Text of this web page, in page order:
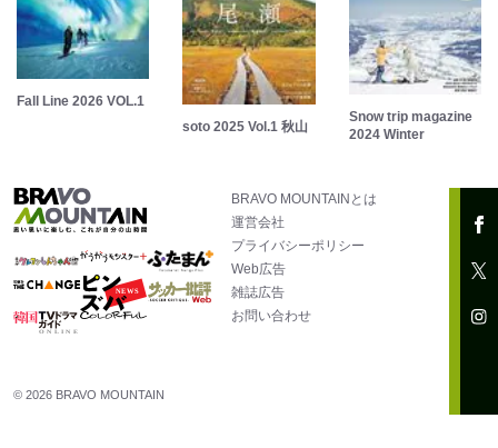
Fall Line 2026 VOL.1
soto 2025 Vol.1 秋山
Snow trip magazine
2024 Winter
BRAVO MOUNTAINとは
運営会社
プライバシーポリシー
Web広告
雑誌広告
お問い合わせ
© 2026 BRAVO MOUNTAIN